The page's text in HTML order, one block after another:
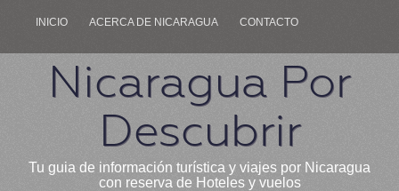
INICIO ACERCA DE NICARAGUA CONTACTO
Nicaragua Por
Descubrir
Tu guia de información turística y viajes por Nicaragua
con reserva de Hoteles y vuelos